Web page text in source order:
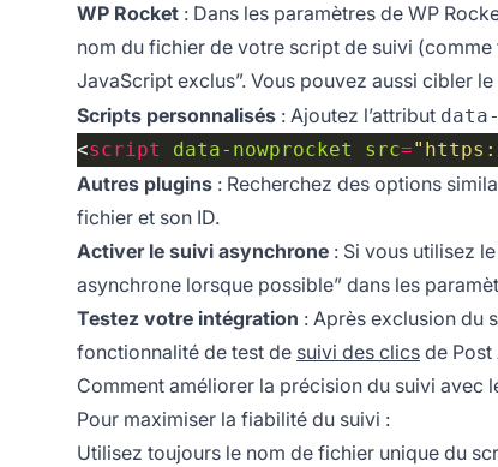
WP Rocket : Dans les paramètres de WP
nom du fichier de votre script de suivi
JavaScript exclus”. Vous pouvez aussi cibler
Scripts personnalisés : Ajoutez l’attribut
<script data-nowprocket src=
Autres plugins : Recherchez des options
fichier et son ID.
Activer le suivi asynchrone : Si vous utilisez
asynchrone lorsque possible” dans les
Testez votre intégration : Après exclusion du
fonctionnalité de test de suivi des clics de
Comment améliorer la précision du suivi avec
Pour maximiser la fiabilité du suivi :
Utilisez toujours le nom de fichier unique du